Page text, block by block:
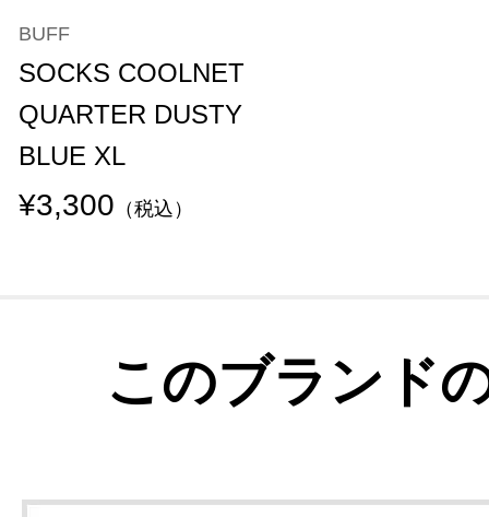
BUFF
SOCKS COOLNET
QUARTER DUSTY
BLUE XL
¥3,300 （税込）
このブランド